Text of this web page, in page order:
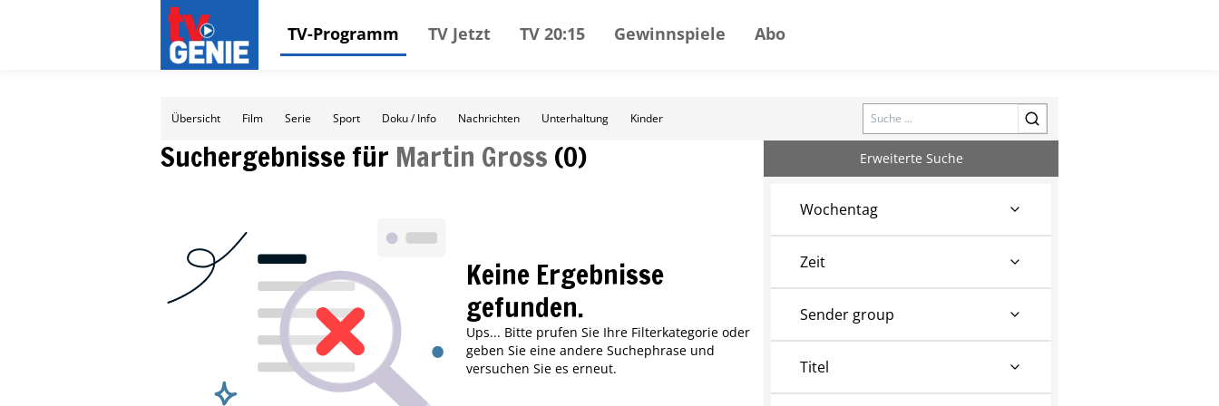
TV-Programm TV Jetzt TV 20:15 Gewinnspiele Abo
Übersicht Film Serie Sport Doku / Info Nachrichten Unterhaltung Kinder Search
Suchergebnisse für Martin Gross (0)
Keine Ergebnisse
gefunden.
Ups... Bitte prufen Sie Ihre Filterkategorie oder
geben Sie eine andere Suchephrase und
versuchen Sie es erneut.
Erweiterte Suche
Wochentag
Zeit
Sender group
Titel